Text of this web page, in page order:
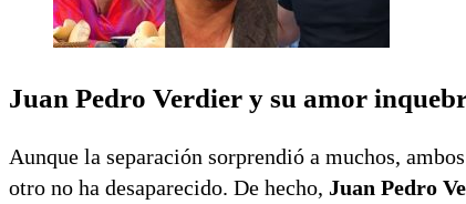
Juan Pedro Verdier y su amor
Aunque la separación sorprendió a muchos,
otro no ha desaparecido. De hecho, Juan Pedro